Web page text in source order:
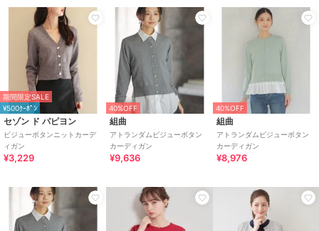
期間限定SALE
¥500ｸｰﾎﾟﾝ
セゾン ド パピヨン
ビジューボタンニットカーデ
ィガン
¥3,229
40%OFF
組曲
アトランダムビジューボタン
カーディガン
¥9,636
40%OFF
組曲
アトランダムビジューボタン
カーディガン
¥8,976